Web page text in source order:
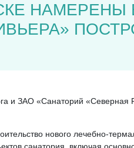
НАМЕРЕНЫ
и ЗАО «Санаторий
нового лечебно-